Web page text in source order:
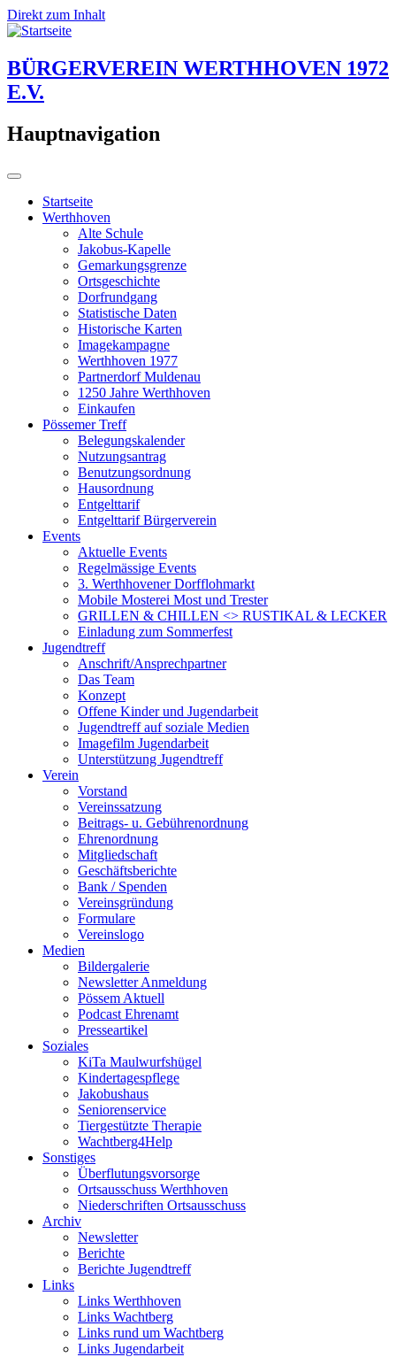
Direkt zum Inhalt
BÜRGERVEREIN WERTHHOVEN 1972
E.V.
Hauptnavigation
Startseite
Werthhoven
Alte Schule
Jakobus-Kapelle
Gemarkungsgrenze
Ortsgeschichte
Dorfrundgang
Statistische Daten
Historische Karten
Imagekampagne
Werthhoven 1977
Partnerdorf Muldenau
1250 Jahre Werthhoven
Einkaufen
Pössemer Treff
Belegungskalender
Nutzungsantrag
Benutzungsordnung
Hausordnung
Entgelttarif
Entgelttarif Bürgerverein
Events
Aktuelle Events
Regelmässige Events
3. Werthhovener Dorfflohmarkt
Mobile Mosterei Most und Trester
GRILLEN & CHILLEN <> RUSTIKAL & LECKER
Einladung zum Sommerfest
Jugendtreff
Anschrift/Ansprechpartner
Das Team
Konzept
Offene Kinder und Jugendarbeit
Jugendtreff auf soziale Medien
Imagefilm Jugendarbeit
Unterstützung Jugendtreff
Verein
Vorstand
Vereinssatzung
Beitrags- u. Gebührenordnung
Ehrenordnung
Mitgliedschaft
Geschäftsberichte
Bank / Spenden
Vereinsgründung
Formulare
Vereinslogo
Medien
Bildergalerie
Newsletter Anmeldung
Pössem Aktuell
Podcast Ehrenamt
Presseartikel
Soziales
KiTa Maulwurfshügel
Kindertagespflege
Jakobushaus
Seniorenservice
Tiergestützte Therapie
Wachtberg4Help
Sonstiges
Überflutungsvorsorge
Ortsausschuss Werthhoven
Niederschriften Ortsausschuss
Archiv
Newsletter
Berichte
Berichte Jugendtreff
Links
Links Werthhoven
Links Wachtberg
Links rund um Wachtberg
Links Jugendarbeit